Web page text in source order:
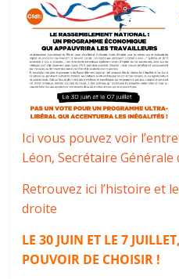
Ici vous pouvez voir
Léon, Secrétaire Générale
Retrouvez ici l’histoire et
droite
LE 30 JUIN ET LE 7
POUVOIR DE CHOISIR !